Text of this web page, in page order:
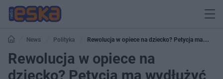
News Polityka
Rewolucja w opiece na dziecko? Petycja ma
wydłużyć wolne na dzieci do 16. roku życia!
Rewolucja w opiece na
dziecko? Petycja ma wydłużyć